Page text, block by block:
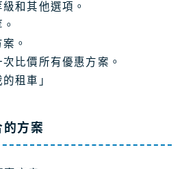
和其他選項。
。
比價所有優惠方案。
租車」
方案